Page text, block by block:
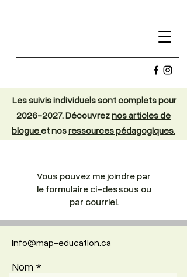
Les suivis individuels sont complets pour
2026-2027. Découvreznos articles de
blogueet nosressources pédagogiques.
Vous pouvez me joindre par
le formulaire ci-dessous ou
par courriel.
info@map-education.ca
Nom